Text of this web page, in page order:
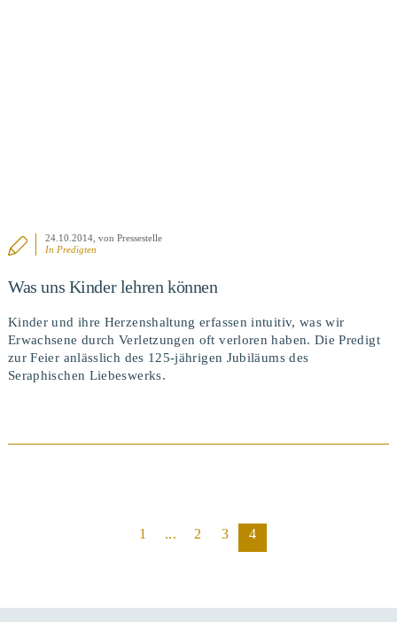
BEITRAG ANSEHEN
24.10.2014, von Pressestelle
InPredigten
Was uns Kinder lehren können
Kinder und ihre Herzenshaltung erfassen intuitiv, was wir
Erwachsene durch Verletzungen oft verloren haben. Die Predigt
zur Feier anlässlich des 125-jährigen Jubiläums des
Seraphischen Liebeswerks.
1 ... 2 3 4